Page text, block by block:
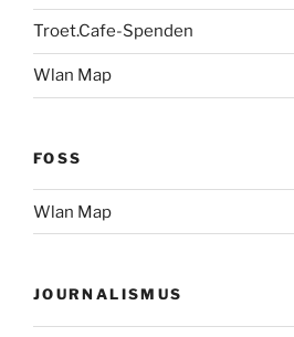
Troet.Cafe-Spenden
Wlan Map
FOSS
Wlan Map
JOURNALISMUS